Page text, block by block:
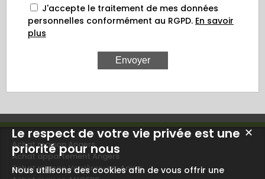
J'accepte le traitement de mes données
personnelles conformément au RGPD. En savoir
plus
Achat maison Angers
Achat appartement Angers
Achat maison Verrières-en-Anjou
✕
Le respect de votre vie privée est une
priorité pour nous
Nous utilisons des cookies afin de vous offrir une